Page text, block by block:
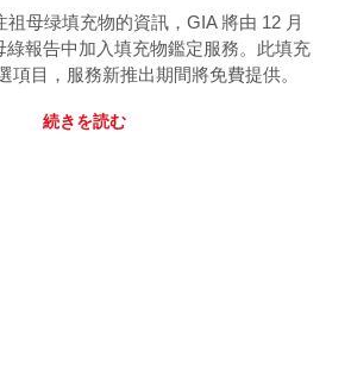
祖母绿填充物的資訊，GIA 將由 12 月
綠報告中加入填充物鑑定服務。此填充
項目，服務新推出期間將免費提供。
続きを読む